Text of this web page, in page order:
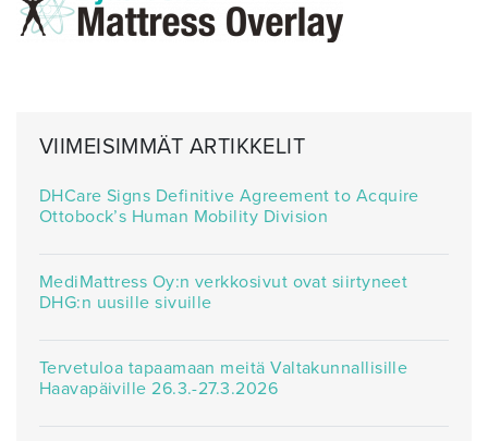
VIIMEISIMMÄT ARTIKKELIT
DHCare Signs Definitive Agreement to Acquire
Ottobock’s Human Mobility Division
MediMattress Oy:n verkkosivut ovat siirtyneet
DHG:n uusille sivuille
Tervetuloa tapaamaan meitä Valtakunnallisille
Haavapäiville 26.3.-27.3.2026